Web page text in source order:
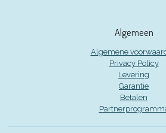
Algemeen
Algemene
Privacy Policy
Levering
Garantie
Betalen